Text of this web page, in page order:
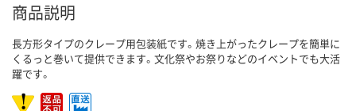
商品説明
長方形タイプのクレープ用包装紙です。焼き上がったクレープを簡単に
くるっと巻いて提供できます。文化祭やお祭りなどのイベントでも大活
躍です。